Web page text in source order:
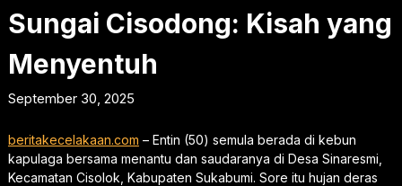
Sungai Cisodong: Kisah yang
Menyentuh
September 30, 2025
beritakecelakaan.com – Entin (50) semula berada di kebun
kapulaga bersama menantu dan saudaranya di Desa Sinaresmi,
Kecamatan Cisolok, Kabupaten Sukabumi. Sore itu hujan deras